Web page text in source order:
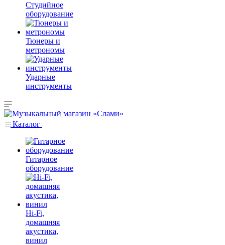
Студийное
оборудование
Тюнеры и
метрономы
Ударные
инструменты
Каталог
Гитарное
оборудование
Hi-Fi,
домашняя
акустика,
винил